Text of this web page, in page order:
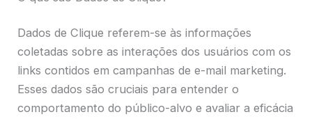
Dados de Clique referem-se às informações
coletadas sobre as interações dos usuários com os
links contidos em campanhas de e-mail marketing.
Esses dados são cruciais para entender o
comportamento do público-alvo e avaliar a eficácia